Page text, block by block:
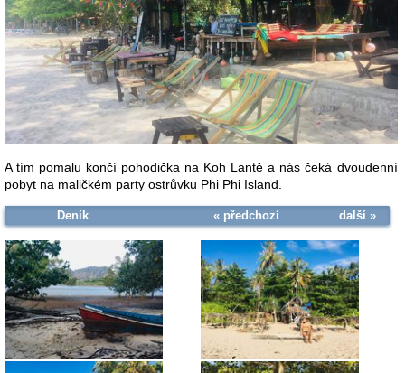
A tím pomalu končí pohodička na Koh Lantě a nás čeká dvoudenní
pobyt na maličkém party ostrůvku Phi Phi Island.
« předchozí
Deník další »